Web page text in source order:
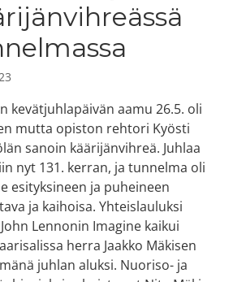
kevätjuhlapäivän aamu 26.5. oli
mutta opiston rehtori Kyösti
sanoin käärijänvihreä. Juhlaa
nyt 131. kerran, ja tunnelma oli
esityksineen ja puheineen
ja kaihoisa. Yhteislauluksi
Lennonin Imagine kaikui
herra Jaakko Mäkisen
juhlan aluksi. Nuoriso- ja